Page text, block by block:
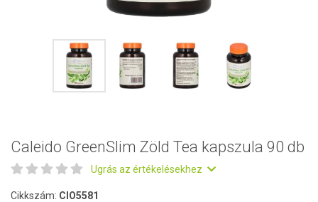
Caleido GreenSlim Zöld Tea kapszula 90 db
Ugrás az értékelésekhez
Cikkszám: CIO5581